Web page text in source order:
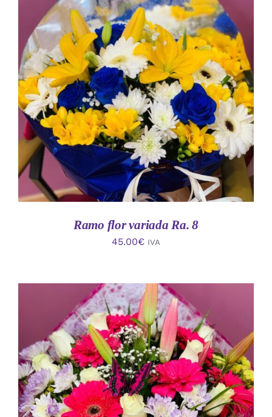
AÑADIR AL CARRITO
/
DETALLES
Ramo flor variada Ra. 8
45.00€ IVA
AÑADIR AL CARRITO
/
DETALLES